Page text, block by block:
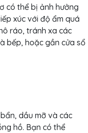
có thể bị ảnh hưởng
xúc với độ ẩm quá
ráo, tránh xa các
bếp, hoặc gần cửa sổ
dầu mỡ và các
hồ. Bạn có thể